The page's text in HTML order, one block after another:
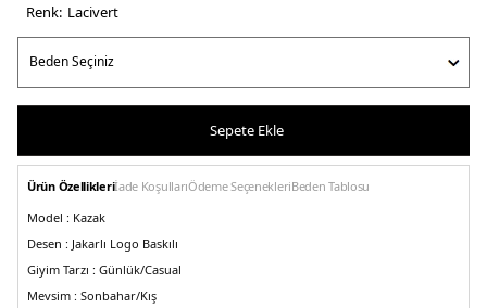
Renk: laci̇vert
Sepete Ekle
Ürün Özellikleriİade KoşullarıÖdeme SeçenekleriBeden Tablosu
Model : Kazak
Desen : Jakarlı Logo Baskılı
Giyim Tarzı : Günlük/Casual
Mevsim : Sonbahar/Kış